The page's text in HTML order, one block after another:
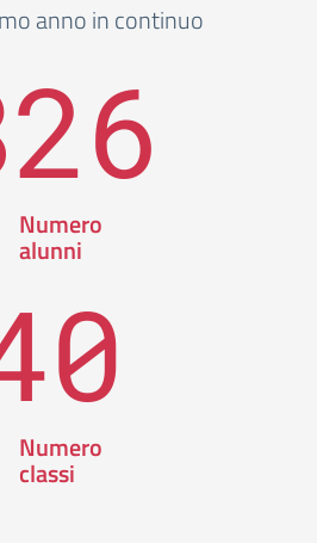
anno in continuo
Numero
alunni
Numero
classi